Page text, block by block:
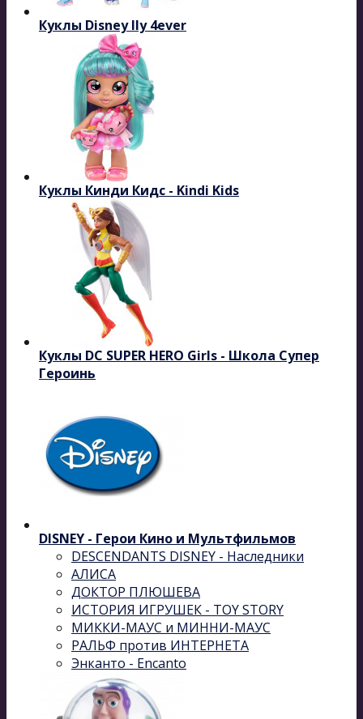
Куклы Disney Ily 4ever
Куклы Кинди Кидс - Kindi Kids
Куклы DC SUPER HERO Girls - Школа Супер
Героинь
DISNEY - Герои Кино и Мультфильмов
DESCENDANTS DISNEY - Наследники
АЛИСА
ДОКТОР ПЛЮШЕВА
ИСТОРИЯ ИГРУШЕК - TOY STORY
МИККИ-МАУС и МИННИ-МАУС
РАЛЬФ против ИНТЕРНЕТА
Энканто - Encanto